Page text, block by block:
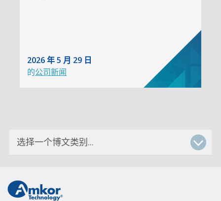
2026 年 5 月 29 日
的公司新闻